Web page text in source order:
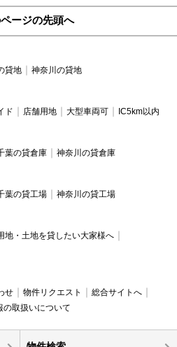
ージの先頭へ
貸地 神奈川の貸地
ド 店舗用地 大型車両可 IC5km以内
葉の貸倉庫 神奈川の貸倉庫
葉の貸工場 神奈川の貸工場
地・土地を貸したい大家様へ
せ 物件リクエスト
総合サイトへ
の取扱いについて